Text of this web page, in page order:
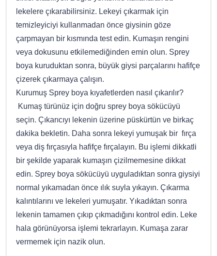
lekelere çıkarabilirsiniz. Lekeyi çıkarmak için
temizleyiciyi kullanmadan önce giysinin göze
çarpmayan bir kısmında test edin. Kumaşın rengini
veya dokusunu etkilemediğinden emin olun. Sprey
boya kuruduktan sonra, büyük giysi parçalarını hafifçe
çizerek çıkarmaya çalışın.
Kurumuş Sprey boya kıyafetlerden nasıl çıkarılır?
Kumaş türünüz için doğru sprey boya sökücüyü
seçin. Çıkarıcıyı lekenin üzerine püskürtün ve birkaç
dakika bekletin. Daha sonra lekeyi yumuşak bir fırça
veya diş fırçasıyla hafifçe fırçalayın. Bu işlemi dikkatli
bir şekilde yaparak kumaşın çizilmemesine dikkat
edin. Sprey boya sökücüyü uyguladıktan sonra giysiyi
normal yıkamadan önce ılık suyla yıkayın. Çıkarma
kalıntılarını ve lekeleri yumuşatır. Yıkadıktan sonra
lekenin tamamen çıkıp çıkmadığını kontrol edin. Leke
hala görünüyorsa işlemi tekrarlayın. Kumaşa zarar
vermemek için nazik olun.